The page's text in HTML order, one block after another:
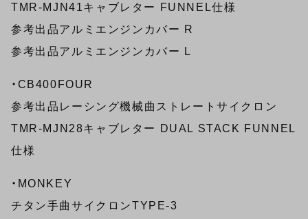
TMR-MJN41キャブレター FUNNEL仕様
参考出品アルミエンジンカバー R
参考出品アルミエンジンカバー L
・CB400FOUR
参考出品レーシング機械曲ストレートサイクロン
TMR-MJN28キャブレター DUAL STACK FUNNEL
仕様
・MONKEY
チタン手曲サイクロンTYPE-3